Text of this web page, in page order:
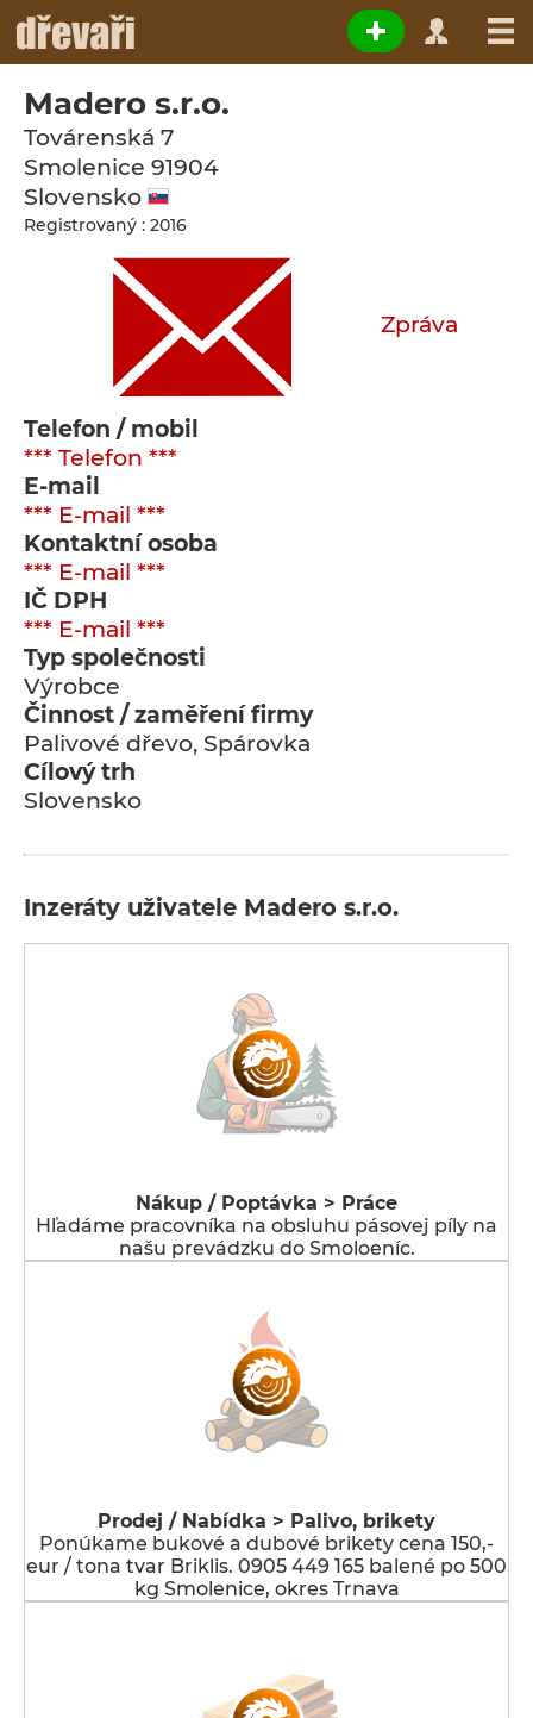
Madero s.r.o.
Továrenská 7
Smolenice 91904
Slovensko
Registrovaný : 2016
Zpráva
Telefon / mobil
*** Telefon ***
E-mail
*** E-mail ***
Kontaktní osoba
*** E-mail ***
IČ DPH
*** E-mail ***
Typ společnosti
Výrobce
Činnost / zaměření firmy
Palivové dřevo, Spárovka
Cílový trh
Slovensko
Inzeráty uživatele Madero s.r.o.
Nákup / Poptávka > Práce
Hľadáme pracovníka na obsluhu pásovej píly na
našu prevádzku do Smoloeníc.
Prodej / Nabídka > Palivo, brikety
Ponúkame bukové a dubové brikety cena 150,-
eur / tona tvar Briklis. 0905 449 165 balené po 500
kg Smolenice, okres Trnava